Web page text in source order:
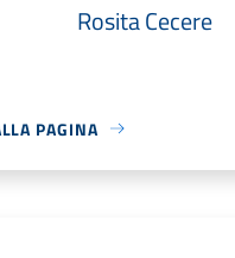
Rosita Cecere
PAGINA